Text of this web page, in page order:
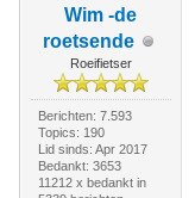
Wim -de
roetsende
Roeifietser
Berichten: 7.593
Topics: 190
Lid sinds: Apr 2017
Bedankt: 3653
11212 x bedankt in